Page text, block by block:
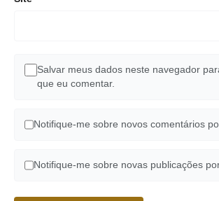
Salvar meus dados neste navegador
que eu comentar.
Notifique-me sobre novos comentários
Notifique-me sobre novas publicações